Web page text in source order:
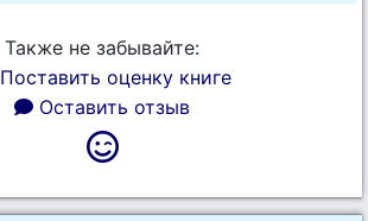
Также не забывайте:
Поставить оценку книге
Оставить отзыв